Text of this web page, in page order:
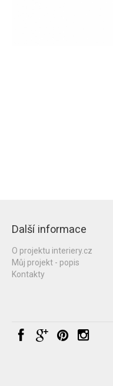
Další informace
O projektu interiery.cz
Můj projekt - popis
Kontakty